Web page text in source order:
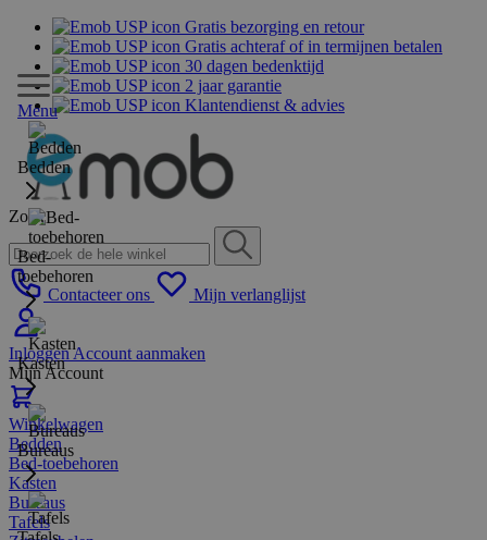
Gratis bezorging en retour
Gratis achteraf of in termijnen betalen
30 dagen bedenktijd
2 jaar garantie
Klantendienst & advies
Zoek
Contacteer ons Mijn verlanglijst
InloggenAccount aanmaken
Mijn Account
Winkelwagen
Menu
Bedden
Bed-
toebehoren
Kasten
Bureaus
Bedden
Bed-toebehoren
Kasten
Bureaus
Tafels